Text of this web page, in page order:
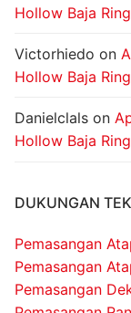
Hollow Baja
Victorhiedo on
Hollow Baja
Danielclals on
Hollow Baja
DUKUNGAN
Pemasangan
Pemasangan
Pemasangan